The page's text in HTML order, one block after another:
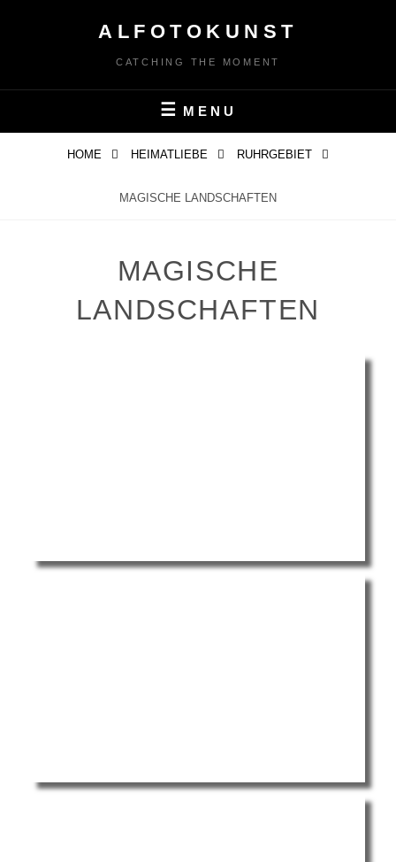
ALFOTOKUNST
CATCHING THE MOMENT
MENU
HOME HEIMATLIEBE RUHRGEBIET
MAGISCHE LANDSCHAFTEN
MAGISCHE
LANDSCHAFTEN